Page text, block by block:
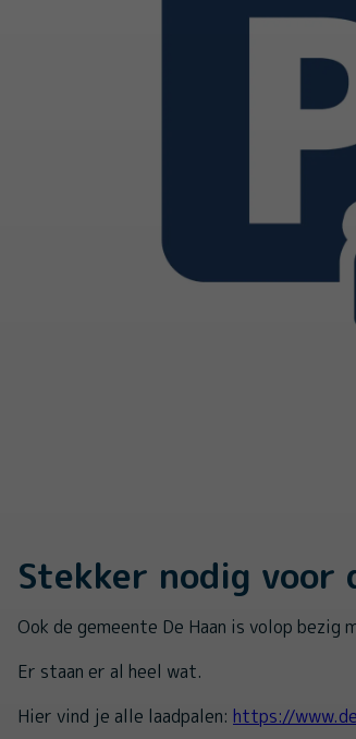
Stekker nodig voor
Ook de gemeente De Haan is volop bezig
Er staan er al heel wat.
Hier vind je alle laadpalen: https://